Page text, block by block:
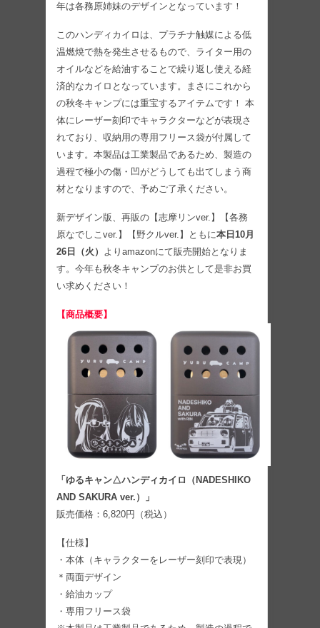
年は各務原姉妹のデザインとなっています！
このハンディカイロは、プラチナ触媒による低
温燃焼で熱を発生させるもので、ライター用の
オイルなどを給油することで繰り返し使える経
済的なカイロとなっています。まさにこれから
の秋冬キャンプには重宝するアイテムです！ 本
体にレーザー刻印でキャラクターなどが表現さ
れており、収納用の専用フリース袋が付属して
います。本製品は工業製品であるため、製造の
過程で極小の傷・凹がどうしても出てしまう商
材となりますので、予めご了承ください。
新デザイン版、再販の【志摩リンver.】【各務
原なでしこver.】【野クルver.】ともに本日10月
26日（火） よりamazonにて販売開始となりま
す。今年も秋冬キャンプのお供として是非お買
い求めください！
【商品概要】
「ゆるキャン△ハンディカイロ（NADESHIKO
AND SAKURA ver.）」
販売価格：6,820円（税込）
【仕様】
・本体（キャラクターをレーザー刻印で表現）
＊両面デザイン
・給油カップ
・専用フリース袋